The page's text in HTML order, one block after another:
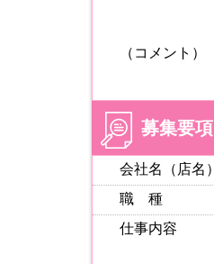
（コメント）
募集要項
会社名（店名）
職 種
仕事内容